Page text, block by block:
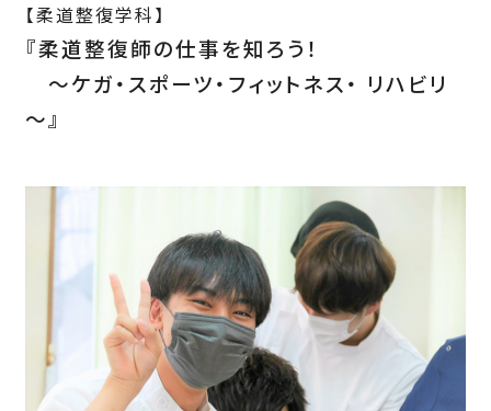
【柔道整復学科】
『柔道整復師の仕事を知ろう！
～ケガ・スポーツ・フィットネス・ リハビリ
～』